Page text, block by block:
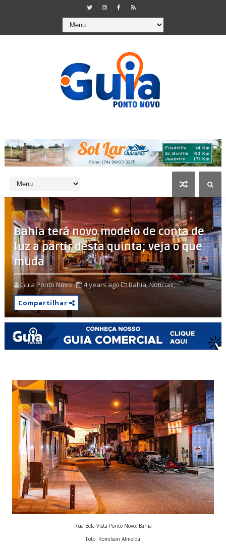
Bahia terá novo modelo de conta de
luz a partir desta quinta; veja o que
muda
Guia Ponto Novo 4 years ago Bahia,Notícias,
Compartilhar
Rua Bela Vista Ponto Novo, Bahia
Foto: Romilson Almeida